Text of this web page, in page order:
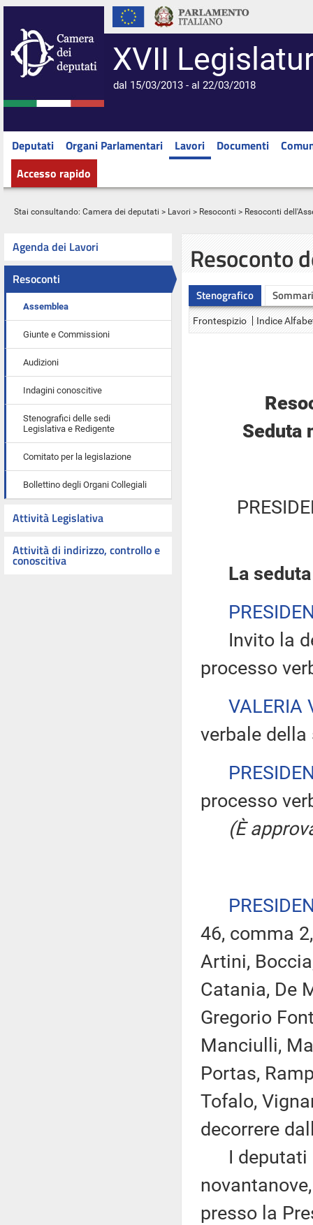
XVII
dal 15/03/2013 - al 22/03/2018
Deputati Organi Parlamentari Lavori Documenti
Accesso rapido
Stai consultando: Camera dei deputati > Lavori > Resoconti > Resoconti
Agenda dei Lavori
Resoconti
Assemblea
Giunte e Commissioni
Audizioni
Indagini conoscitive
Stenografici delle sedi
Legislativa e Redigente
Comitato per la legislazione
Bollettino degli Organi Collegiali
Attività Legislativa
Attività di indirizzo, controllo e
conoscitiva
Resoconto
Stenografico
Frontespizio Indice
Seduta
La
Invito la
processo
VALERIA
verbale
processo
(È
46, comma
Artini,
Catania, De
Gregorio
Manciulli,
Portas,
Tofalo,
decorrere
I deputati
presso la